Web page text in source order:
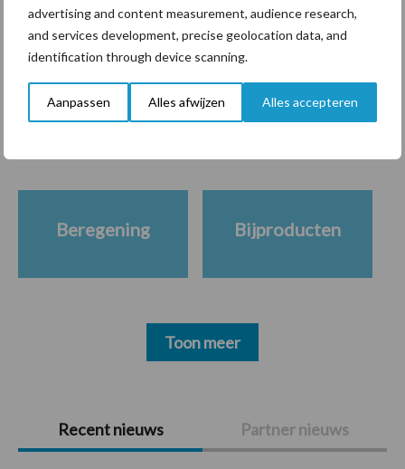
advertising and content measurement, audience research,
and services development, precise geolocation data, and
identification through device scanning.
Aanpassen Alles afwijzen Alles accepteren
Primaire
Sidebar
Recent nieuws Partner nieuws
Themapagina's
Diergezondheid Bemesting Fokkerij
Beregening Bijproducten
Toon meer